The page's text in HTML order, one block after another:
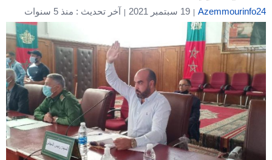
Azemmourinfo24 19 سبتمبر 2021 آخر تحديث : منذ 5 سنوات